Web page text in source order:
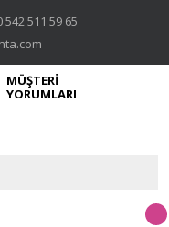
542 511 59 65
MÜŞTERİ
YORUMLARI